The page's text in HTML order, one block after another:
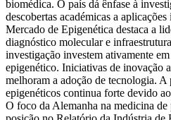
biomédica. O país dá ênfase à
descobertas académicas a
Mercado de Epigenética destaca a
diagnóstico molecular e
investigação investem ativamente
epigenético. Iniciativas de inovação
melhoram a adoção de tecnologia.
epigenéticos continua forte devido
O foco da Alemanha na medicina de